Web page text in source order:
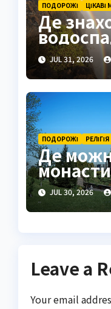
ПОДОРОЖІ ЦІКАВІ
Де
повний
JUL 31, 2026
ПОДОРОЖІ РЕЛІГІЯ
Де
для
JUL 30, 2026
Leave a
Your email